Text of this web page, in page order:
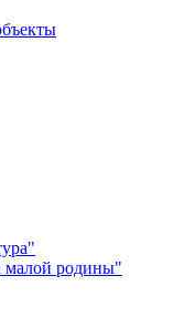
малой родины"